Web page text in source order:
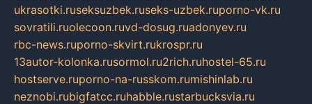
ukrasotki.ruseksuzbek.ruseks-uzbek.ruporno-vk.ru
sovratili.ruolecoon.ruvd-dosug.ruadonyev.ru
rbc-news.ruporno-skvirt.rukrospr.ru
13autor-kolonka.rusormol.ru2rich.ruhostel-65.ru
hostserve.ruporno-na-russkom.rumishinlab.ru
neznobi.rubigfatcc.ruhabble.rustarbucksvia.ru